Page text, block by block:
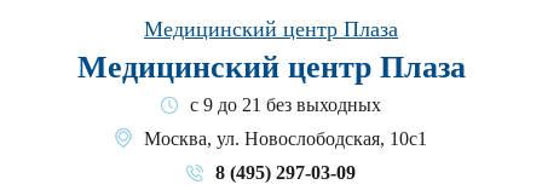
Медицинский центр Плаза
Медицинский центр Плаза
с 9 до 21 без выходных
Москва, ул. Новослободская, 10с1
8 (495) 297-03-09